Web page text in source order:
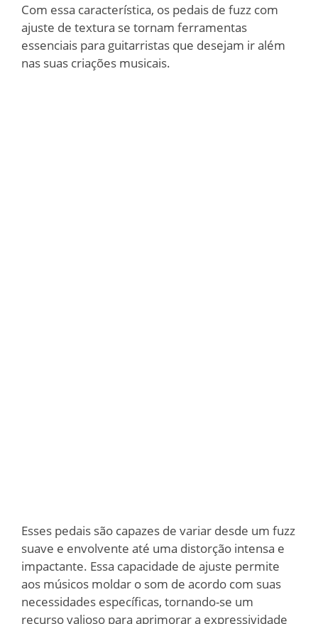
Com essa característica, os pedais de fuzz com
ajuste de textura se tornam ferramentas
essenciais para guitarristas que desejam ir além
nas suas criações musicais.
Esses pedais são capazes de variar desde um fuzz
suave e envolvente até uma distorção intensa e
impactante. Essa capacidade de ajuste permite
aos músicos moldar o som de acordo com suas
necessidades específicas, tornando-se um
recurso valioso para aprimorar a expressividade